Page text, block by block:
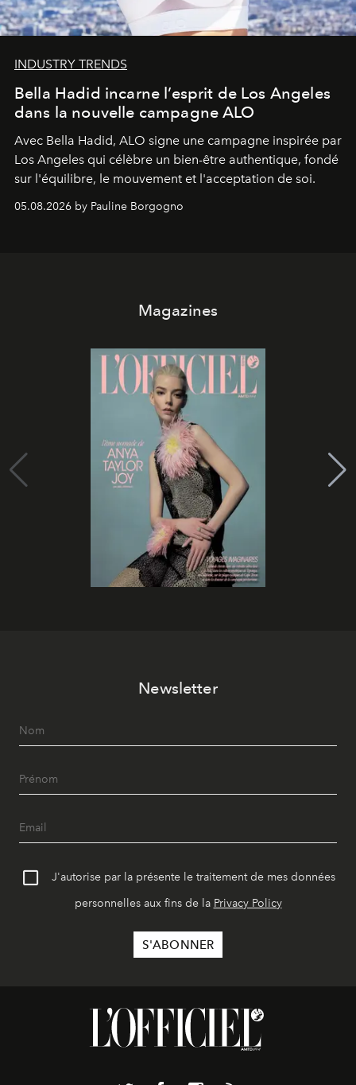
INDUSTRY TRENDS
Bella Hadid incarne l’esprit de Los Angeles
dans la nouvelle campagne ALO
Avec Bella Hadid, ALO signe une campagne inspirée par
Los Angeles qui célèbre un bien-être authentique, fondé
sur l'équilibre, le mouvement et l'acceptation de soi.
05.08.2026 by Pauline Borgogno
Magazines
Newsletter
J'autorise par la présente le traitement de mes données
personnelles aux fins de la Privacy Policy